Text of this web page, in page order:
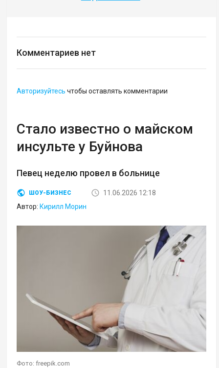
Комментариев нет
Авторизуйтесь чтобы оставлять комментарии
Стало известно о майском
инсульте у Буйнова
Певец неделю провел в больнице
ШОУ-БИЗНЕС
11.06.2026 12:18
Автор: Кирилл Морин
Фото: freepik.com